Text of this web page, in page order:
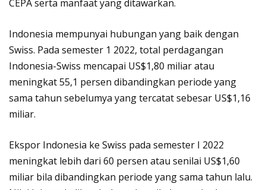
CEPA serta manfaat yang ditawarkan.
Indonesia mempunyai hubungan yang baik dengan
Swiss. Pada semester 1 2022, total perdagangan
Indonesia-Swiss mencapai US$1,80 miliar atau
meningkat 55,1 persen dibandingkan periode yang
sama tahun sebelumya yang tercatat sebesar US$1,16
miliar.
Ekspor Indonesia ke Swiss pada semester I 2022
meningkat lebih dari 60 persen atau senilai US$1,60
miliar bila dibandingkan periode yang sama tahun lalu.